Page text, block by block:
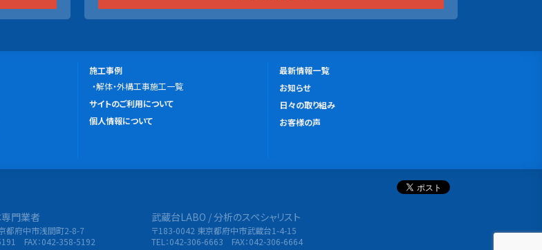
施
工
事
例
施工事例
解体・外構工事施工一覧
こ
の
ト
て
サイトのご利用について
個人情報について
更
新
情
報
最新情報一覧
お知らせ
日々の取り組み
お客様の声
門業者
都府中市浅間町2-8-7
FAX：042-358-5192
武蔵台LABO / 分析のスペシャリスト
〒183-0042 東京都府中市武蔵台1-4-15
TEL：042-306-6663 FAX：042-306-6664